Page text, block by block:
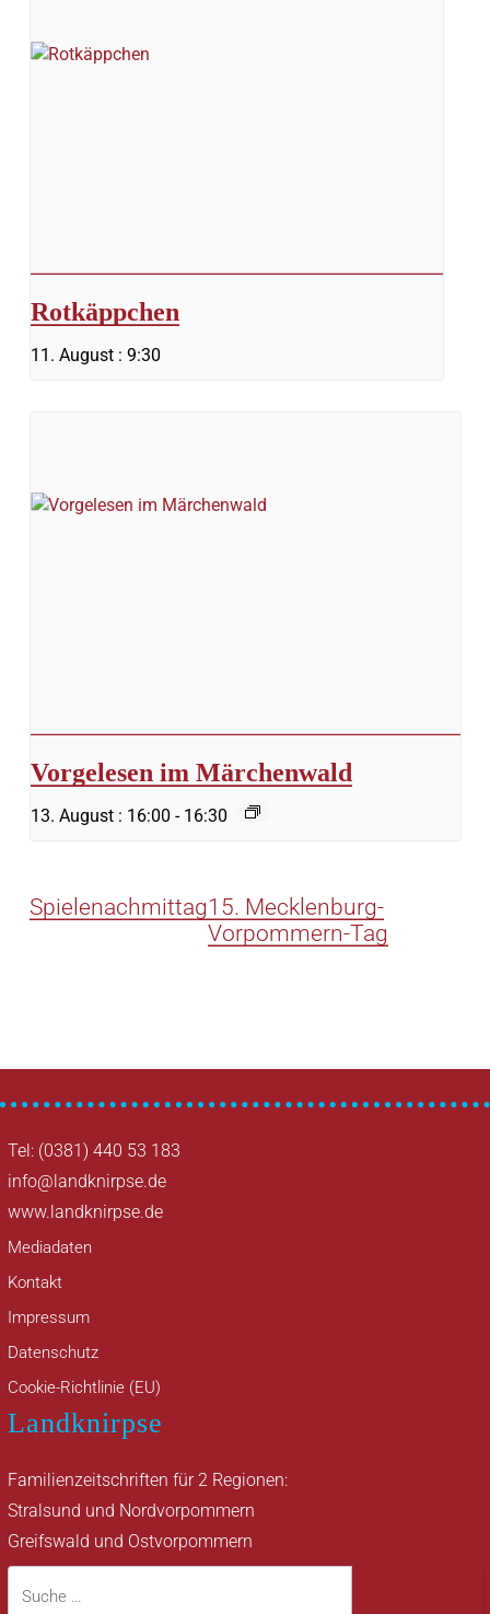
Rotkäppchen
11. August : 9:30
Vorgelesen im Märchenwald
13. August : 16:00 - 16:30
Spielenachmittag15. Mecklenburg-
Vorpommern-Tag
Tel: (0381) 440 53 183
info@landknirpse.de
www.landknirpse.de
Mediadaten
Kontakt
Impressum
Datenschutz
Cookie-Richtlinie (EU)
Landknirpse
Familienzeitschriften für 2 Regionen:
Stralsund und Nordvorpommern
Greifswald und Ostvorpommern
Suche